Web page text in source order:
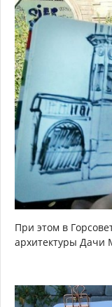
При этом в
архитектуры Дачи